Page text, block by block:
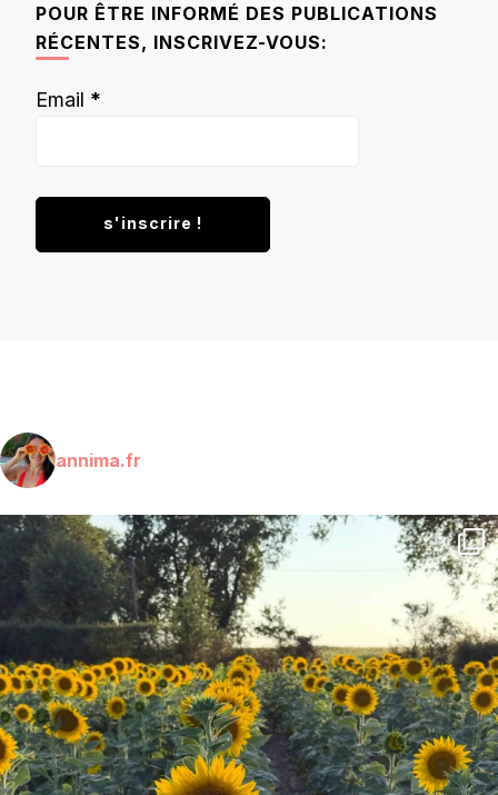
POUR ÊTRE INFORMÉ DES PUBLICATIONS
RÉCENTES, INSCRIVEZ-VOUS:
Email *
annima.fr